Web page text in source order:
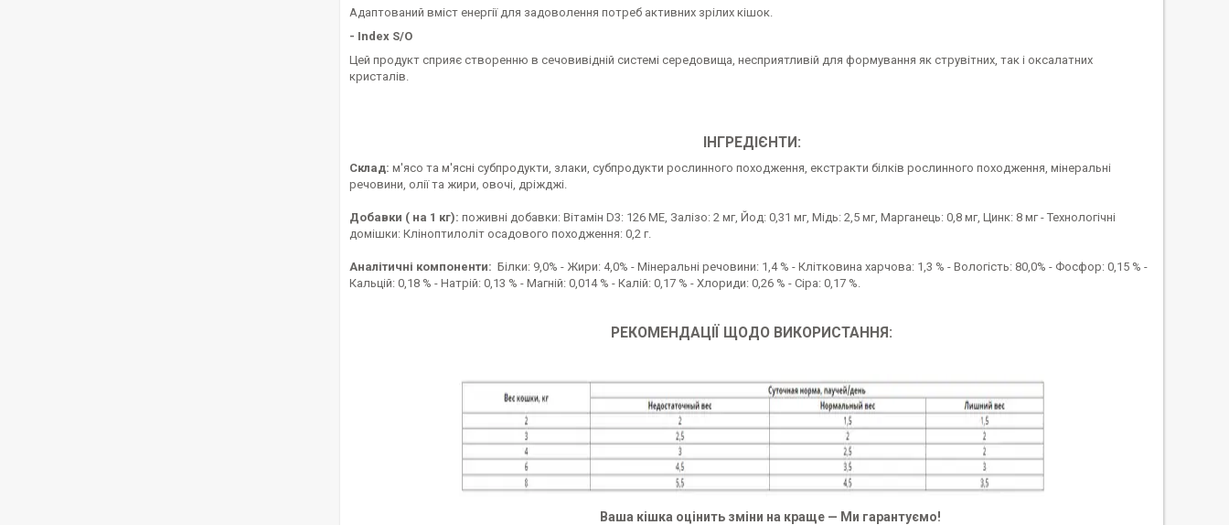
Адаптований вміст енергії для задоволення потреб активних зрілих кішок.
- Index S/O
Цей продукт сприяє створенню в сечовивідній системі середовища, несприятливій для формування як струвітних, так і оксалатних
кристалів.
ІНГРЕДІЄНТИ:
Склад: м'ясо та м'ясні субпродукти, злаки, субпродукти рослинного походження, екстракти білків рослинного походження, мінеральні
речовини, олії та жири, овочі, дріжджі.
Добавки ( на 1 кг): поживні добавки: Вітамін D3: 126 ME, Залізо: 2 мг, Йод: 0,31 мг, Мідь: 2,5 мг, Марганець: 0,8 мг, Цинк: 8 мг - Технологічні
домішки: Кліноптилоліт осадового походження: 0,2 г.
Аналітичні компоненти: Білки: 9,0% - Жири: 4,0% - Мінеральні речовини: 1,4 % - Клітковина харчова: 1,3 % - Вологість: 80,0% - Фосфор: 0,15 % -
Кальцій: 0,18 % - Натрій: 0,13 % - Магній: 0,014 % - Калій: 0,17 % - Хлориди: 0,26 % - Сіра: 0,17 %.
РЕКОМЕНДАЦІЇ ЩОДО ВИКОРИСТАННЯ:
Ваша кішка оцінить зміни на краще — Ми гарантуємо!